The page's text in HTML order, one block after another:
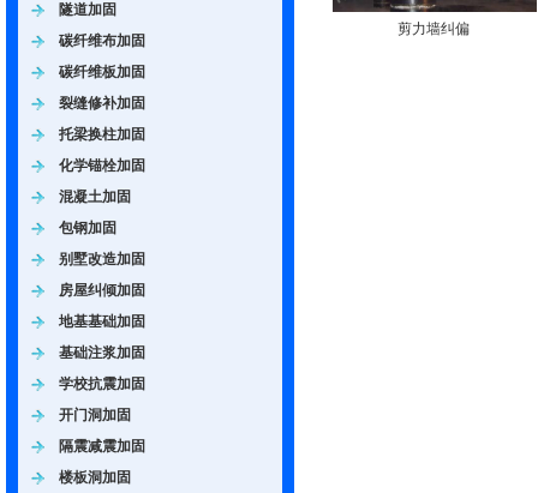
隧道加固
碳纤维布加固
碳纤维板加固
裂缝修补加固
托梁换柱加固
化学锚栓加固
混凝土加固
包钢加固
别墅改造加固
房屋纠倾加固
地基基础加固
基础注浆加固
学校抗震加固
开门洞加固
隔震减震加固
楼板洞加固
剪力墙纠偏